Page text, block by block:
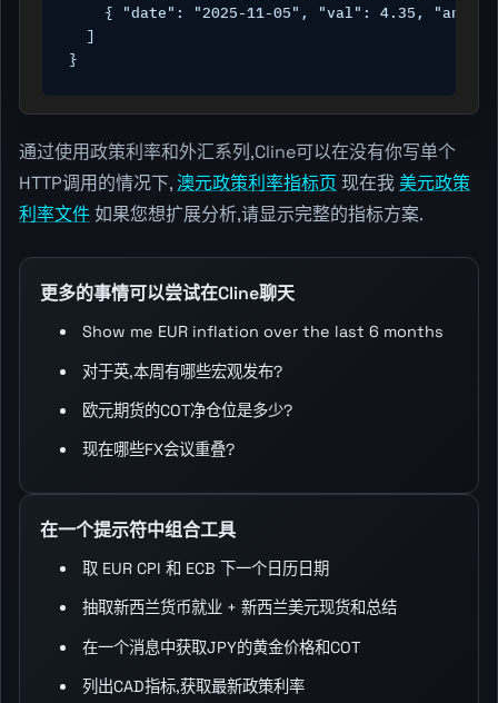
{ "date": "2025-11-05", "val": 4.35,
  ]
}
通过使用政策利率和外汇系列,Cline可以在没有你写单个
HTTP调用的情况下,澳元政策利率指标页 现在我美元政策
利率文件如果您想扩展分析,请显示完整的指标方案.
更多的事情可以尝试在Cline聊天
Show me EUR inflation over the last 6 months
对于英,本周有哪些宏观发布?
欧元期货的COT净仓位是多少?
现在哪些FX会议重叠?
在一个提示符中组合工具
取 EUR CPI 和 ECB 下一个日历日期
抽取新西兰货币就业 + 新西兰美元现货和总结
在一个消息中获取JPY的黄金价格和COT
列出CAD指标,获取最新政策利率